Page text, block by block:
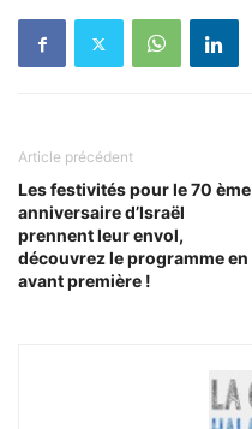
Article précédent
Les festivités pour le 70 ème
anniversaire d’Israël
prennent leur envol,
découvrez le programme en
avant première !